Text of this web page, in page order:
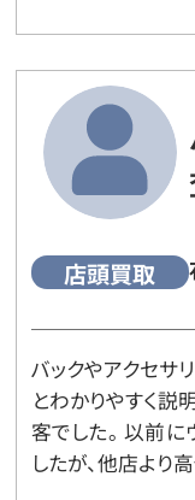
店頭買取
バックやアクセサ
とわかりやすく説
客でした。 以前
したが、他店より